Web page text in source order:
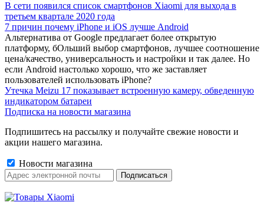
В сети появился список смартфонов Xiaomi для выхода в
третьем квартале 2020 года
7 причин почему iPhone и iOS лучше Android
Альтернатива от Google предлагает более открытую
платформу, бОльший выбор смартфонов, лучшее соотношение
цена/качество, универсальность и настройки и так далее. Но
если Android настолько хорошо, что же заставляет
пользователей использовать iPhone?
Утечка Meizu 17 показывает встроенную камеру, обведенную
индикатором батареи
Подписка на новости магазина
Подпишитесь на рассылку и получайте свежие новости и
акции нашего магазина.
Новости магазина